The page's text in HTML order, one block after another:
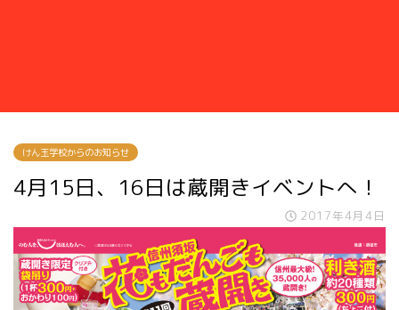
けん玉学校からのお知らせ
4月15日、16日は蔵開きイベントへ！
2017年4月4日